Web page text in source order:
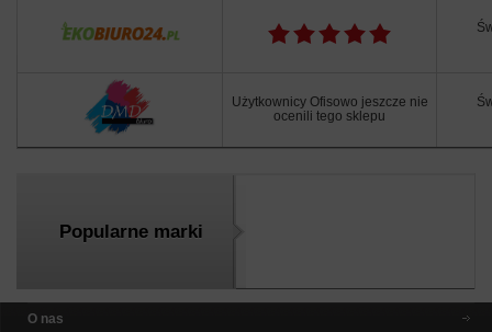
Użytkownicy Ofisowo jeszcze nie
ocenili tego sklepu
Popularne marki
O nas